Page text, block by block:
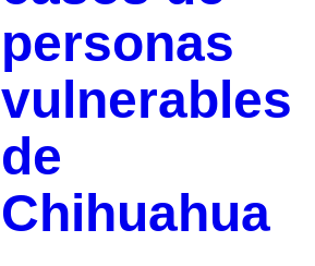
personas
vulnerables
de
Chihuahua